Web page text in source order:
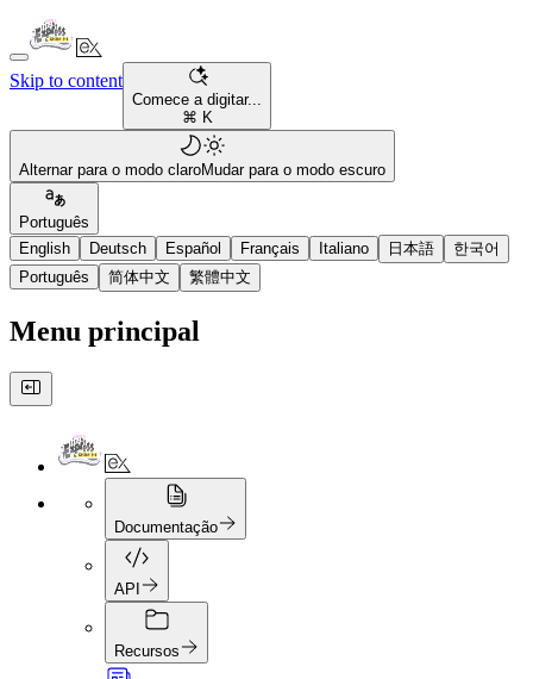
Skip to content
Comece a digitar...
⌘ K
Alternar para o modo claroMudar para o modo escuro
Português
English
Deutsch Español Français Italiano 日本語
한국어
Português
简体中文 繁體中文
Menu principal
Documentação
API
Recursos